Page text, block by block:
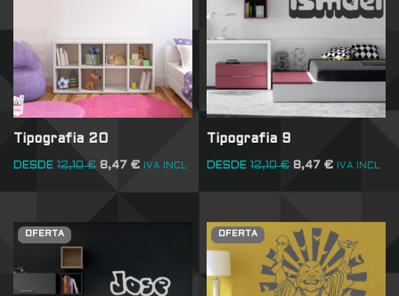
Tipografia 20
DESDE 12,10€ 8,47 € IVA INCL
Tipografia 9
DESDE 12,10€ 8,47€ IVA INCL
OFERTA OFERTA